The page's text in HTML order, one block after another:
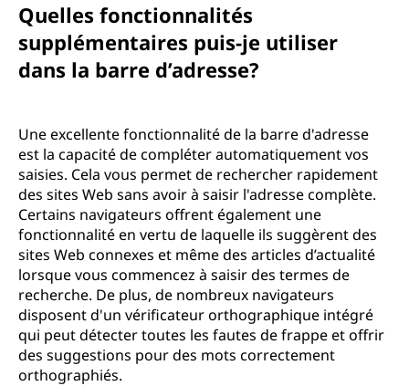
Quelles fonctionnalités
supplémentaires puis-je utiliser
dans la barre d’adresse?
Une excellente fonctionnalité de la barre d'adresse
est la capacité de compléter automatiquement vos
saisies. Cela vous permet de rechercher rapidement
des sites Web sans avoir à saisir l'adresse complète.
Certains navigateurs offrent également une
fonctionnalité en vertu de laquelle ils suggèrent des
sites Web connexes et même des articles d’actualité
lorsque vous commencez à saisir des termes de
recherche. De plus, de nombreux navigateurs
disposent d'un vérificateur orthographique intégré
qui peut détecter toutes les fautes de frappe et offrir
des suggestions pour des mots correctement
orthographiés.